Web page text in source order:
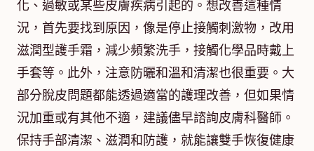
化、過敏或某些皮膚疾病引起的。想改善這種情
況，首先要找到原因，像是停止接觸刺激物，改用
滋潤型護手霜，減少頻繁洗手，接觸化學品時戴上
手套等。此外，注意防曬和溫和清潔也很重要。大
部分脫皮問題都能透過適當的護理改善，但如果情
況加重或有其他不適，建議儘早諮詢皮膚科醫師。
保持手部清潔、滋潤和防護，就能讓雙手恢復健康